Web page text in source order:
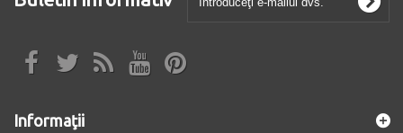
Informaţii